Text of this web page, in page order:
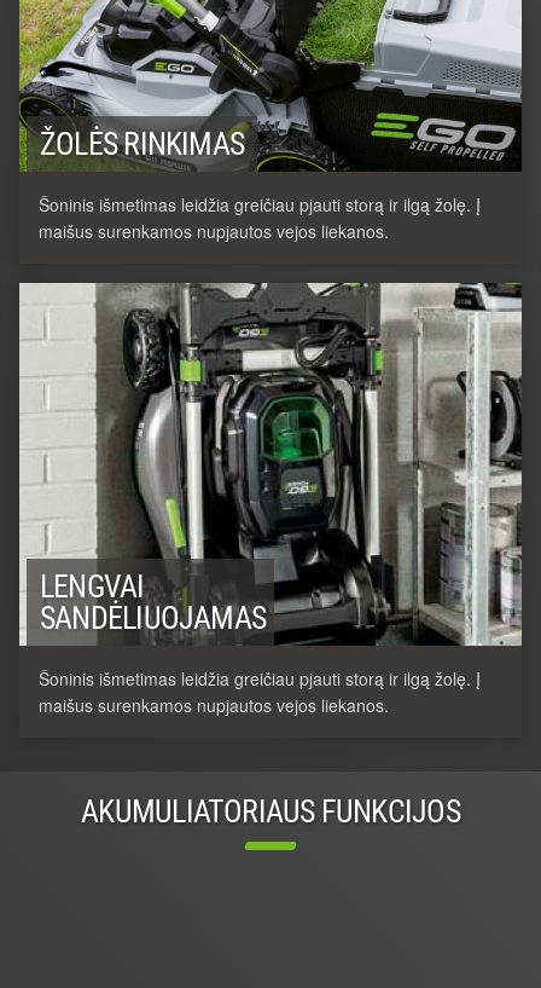
ŽOLĖS RINKIMAS
Šoninis išmetimas leidžia greičiau pjauti storą ir ilgą žolę. Į
maišus surenkamos nupjautos vejos liekanos.
LENGVAI
SANDĖLIUOJAMAS
Šoninis išmetimas leidžia greičiau pjauti storą ir ilgą žolę. Į
maišus surenkamos nupjautos vejos liekanos.
AKUMULIATORIAUS FUNKCIJOS